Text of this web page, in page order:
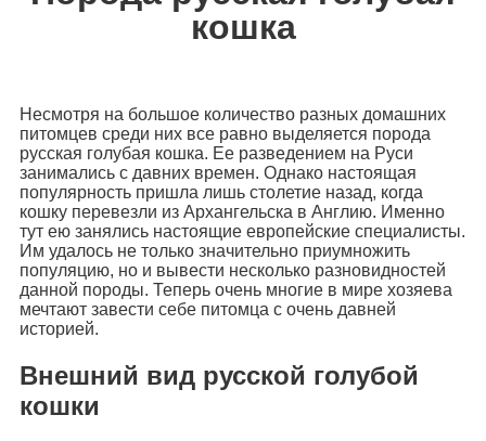
кошка
Несмотря на большое количество разных домашних
питомцев среди них все равно выделяется порода
русская голубая кошка. Ее разведением на Руси
занимались с давних времен. Однако настоящая
популярность пришла лишь столетие назад, когда
кошку перевезли из Архангельска в Англию. Именно
тут ею занялись настоящие европейские специалисты.
Им удалось не только значительно приумножить
популяцию, но и вывести несколько разновидностей
данной породы. Теперь очень многие в мире хозяева
мечтают завести себе питомца с очень давней
историей.
Внешний вид русской голубой
кошки